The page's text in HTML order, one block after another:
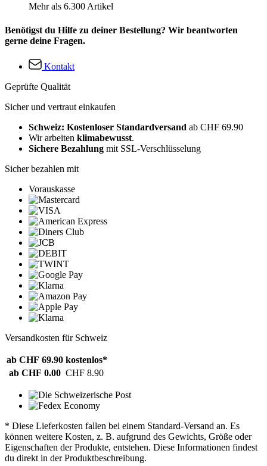
Mehr als 6.300 Artikel
Benötigst du Hilfe zu deiner Bestellung? Wir beantworten
gerne deine Fragen.
Kontakt
Geprüfte Qualität
Sicher und vertraut einkaufen
Schweiz: Kostenloser Standardversand ab CHF 69.90
Wir arbeiten klimabewusst.
Sichere Bezahlung mit SSL-Verschlüsselung
Sicher bezahlen mit
Vorauskasse
Versandkosten für Schweiz
ab CHF 69.90 kostenlos*
ab CHF 0.00 CHF 8.90
* Diese Lieferkosten fallen bei einem Standard-Versand an. Es
können weitere Kosten, z. B. aufgrund des Gewichts, Größe oder
Eigenschaften der Produkte, entstehen. Diese Informationen findest
du direkt in der Produktbeschreibung.